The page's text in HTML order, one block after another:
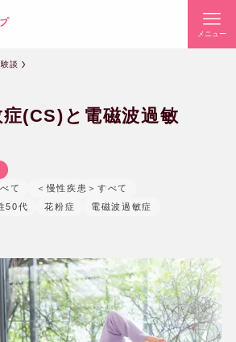
メニュー
談
(CS)と電磁波過敏
て
＜慢性疾患＞すべて
50代 花粉症 電磁波過敏症